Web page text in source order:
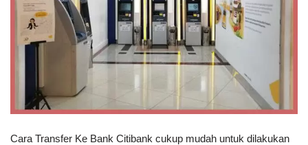
Cara Transfer Ke Bank Citibank cukup mudah untuk dilakukan